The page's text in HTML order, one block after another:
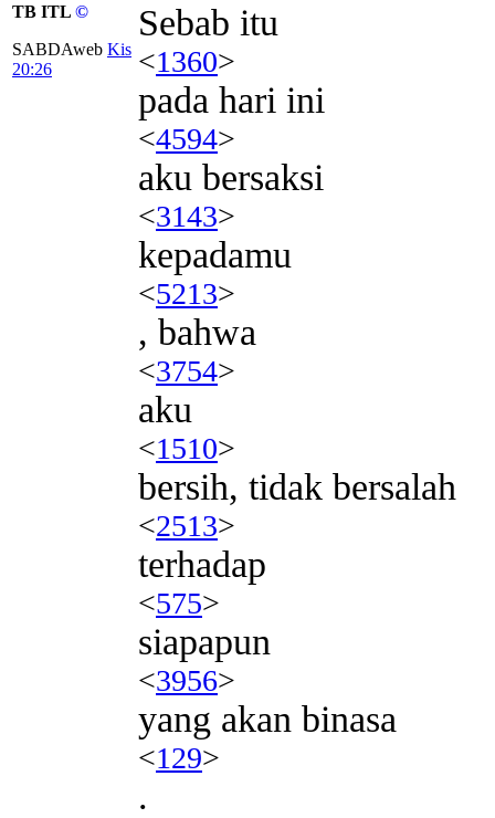
TB ITL ©
SABDAweb Kis
20:26
Sebab itu
<1360>
pada hari ini
<4594>
aku bersaksi
<3143>
kepadamu
<5213>
, bahwa
<3754>
aku
<1510>
bersih, tidak bersalah
<2513>
terhadap
<575>
siapapun
<3956>
yang akan binasa
<129>
.